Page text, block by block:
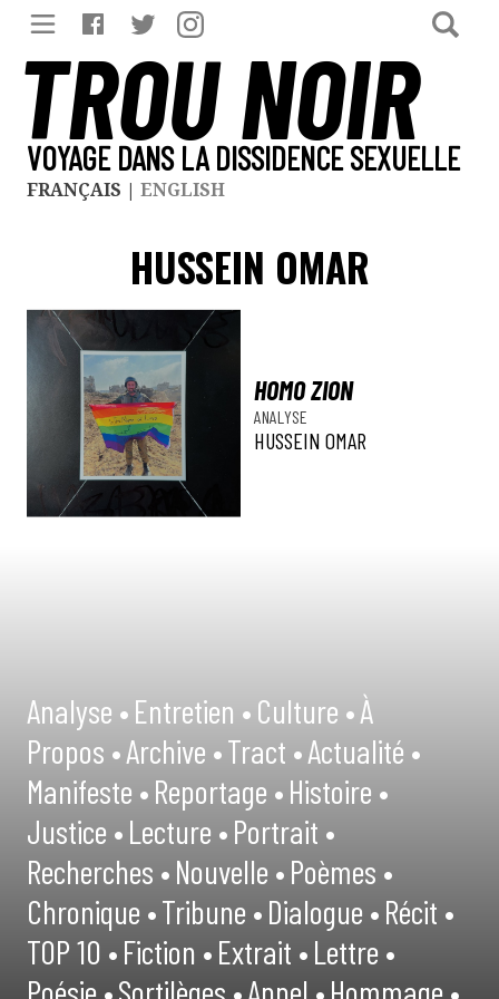
TROU NOIR
VOYAGE DANS LA DISSIDENCE SEXUELLE
FRANÇAIS | ENGLISH
HUSSEIN OMAR
HOMO ZION
ANALYSE
HUSSEIN OMAR
Analyse •Entretien •Culture •À
Propos •Archive •Tract •Actualité •
Manifeste •Reportage •Histoire •
Justice •Lecture •Portrait •
Recherches •Nouvelle •Poèmes •
Chronique •Tribune •Dialogue •Récit •
TOP 10 •Fiction •Extrait •Lettre •